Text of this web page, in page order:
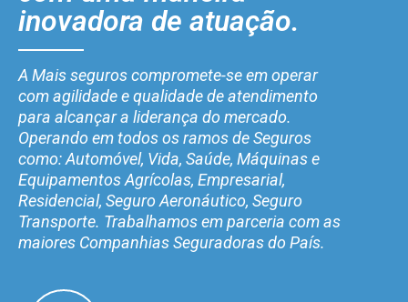
inovadora de atuação.
A Mais seguros compromete-se em operar
com agilidade e qualidade de atendimento
para alcançar a liderança do mercado.
Operando em todos os ramos de Seguros
como: Automóvel, Vida, Saúde, Máquinas e
Equipamentos Agrícolas, Empresarial,
Residencial, Seguro Aeronáutico, Seguro
Transporte. Trabalhamos em parceria com as
maiores Companhias Seguradoras do País.